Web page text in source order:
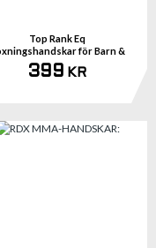
Top Rank Eq
för Barn &
Junior Vit
399 KR